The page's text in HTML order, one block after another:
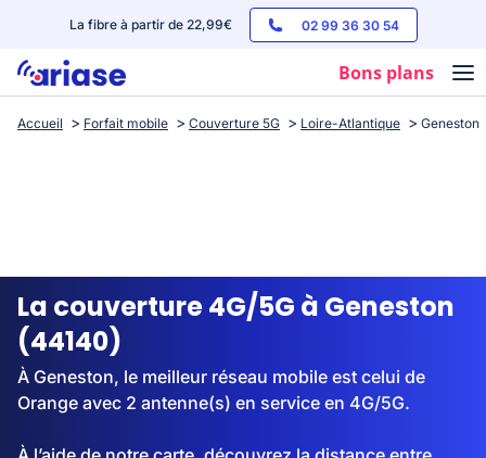
La fibre à partir de 22,99€ 02 99 36 30 54
Bons plans
Box internet
Streaming
Accueil Forfait mobile Couverture 5G Loire-Atlantique Geneston
La couverture 4G/5G à Geneston
(44140)
À Geneston, le meilleur réseau mobile est celui de
Orange avec 2 antenne(s) en service en 4G/5G.